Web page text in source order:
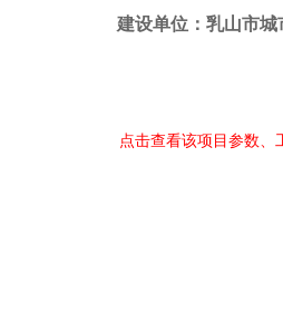
建设单位：乳山市城
点击查看该项目参数、